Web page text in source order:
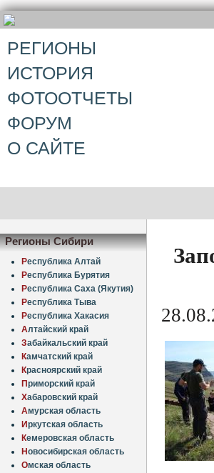
РЕГИОНЫ
ИСТОРИЯ
ФОТООТЧЕТЫ
ФОРУМ
О САЙТЕ
Регионы Сибири
Республика Алтай
Республика Бурятия
Республика Саха (Якутия)
Республика Тыва
Республика Хакасия
Алтайский край
Забайкальский край
Камчатский край
Красноярский край
Приморский край
Хабаровский край
Амурская область
Иркутская область
Кемеровская область
Новосибирская область
Омская область